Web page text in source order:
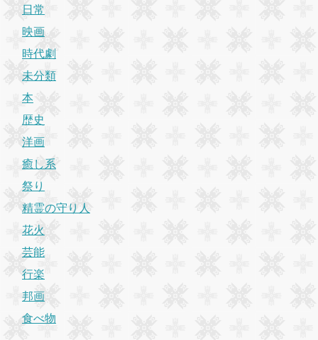
日常
映画
時代劇
未分類
本
歴史
洋画
癒し系
祭り
精霊の守り人
花火
芸能
行楽
邦画
食べ物